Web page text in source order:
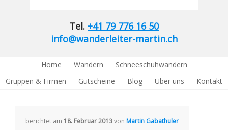
Tel. +41 79 776 16 50
info@wanderleiter-martin.ch
Home Wandern
Schneeschuhwandern
Gruppen & Firmen
Gutscheine Blog Über uns Kontakt
berichtet am 18. Februar 2013von Martin Gabathuler